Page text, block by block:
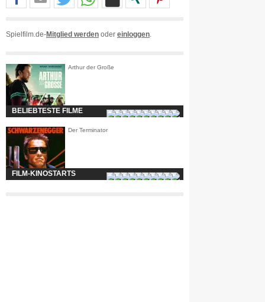
Spielfilm.de-Mitglied werden oder einloggen
Arthur der Große
BELIEBTESTE FILME
Der Terminator
FILM-KINOSTARTS